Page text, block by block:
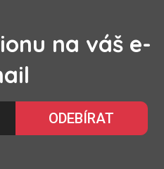
na váš e-
ODEBÍRAT